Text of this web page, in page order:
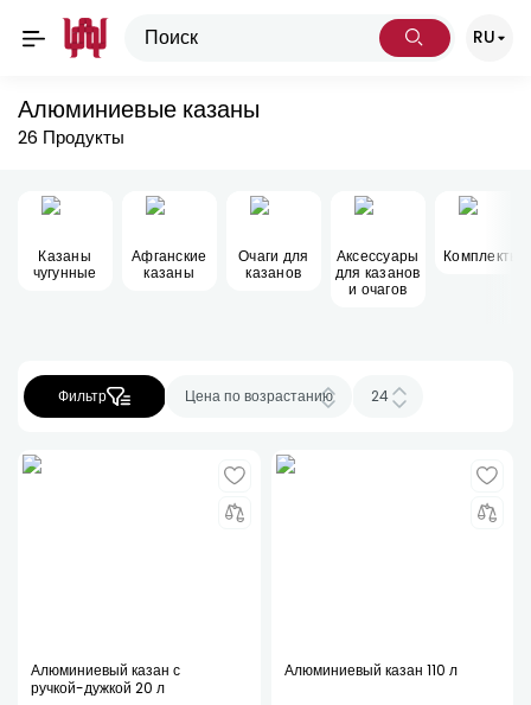
RU
Алюминиевые казаны
26 Продукты
Казаны
чугунные
Афганские
казаны
Очаги для
казанов
Аксессуары
для казанов
и очагов
Комплекты
Фильтр
Алюминиевый казан с
ручкой-дужкой 20 л
Алюминиевый казан 110 л